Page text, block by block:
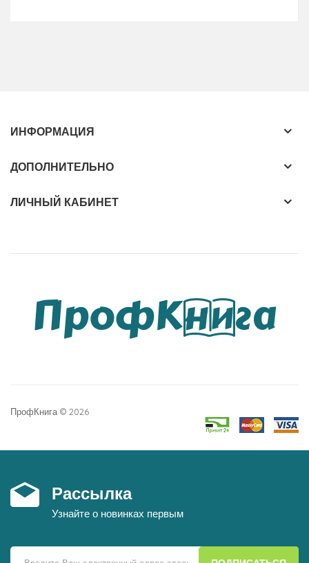
ИНФОРМАЦИЯ
ДОПОЛНИТЕЛЬНО
ЛИЧНЫЙ КАБИНЕТ
ПрофКнига © 2026
Рассылка
Узнайте о новинках первым